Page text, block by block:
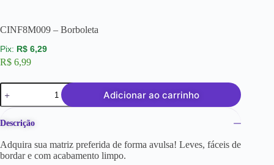
CINF8M009 – Borboleta
R$ 6,29
R$ 6,99
Adicionar ao carrinho
Descrição
Adquira sua matriz preferida de forma avulsa! Leves, fáceis de
bordar e com acabamento limpo.